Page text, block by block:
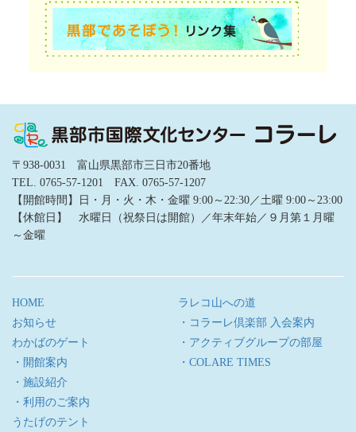
〒938-0031 富山県黒部市三日市20番地
TEL. 0765-57-1201 FAX. 0765-57-1207
【開館時間】日・月・火・木・金曜 9:00～22:30／土曜 9:00～23:00
【休館日】 水曜日（祝祭日は開館）／年末年始／９月第１月曜
～金曜
HOME
お知らせ
わかばのゲート
・開館案内
・施設紹介
・利用のご案内
うたげのテント
ラレコ山への道
・コラーレ倶楽部 入会案内
・アクティブグループの部屋
・COLARE TIMES